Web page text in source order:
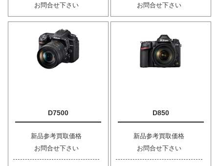
お問合せ下さい
お問合せ下さい
D7500
新品参考買取価格
お問合せ下さい
D850
新品参考買取価格
お問合せ下さい